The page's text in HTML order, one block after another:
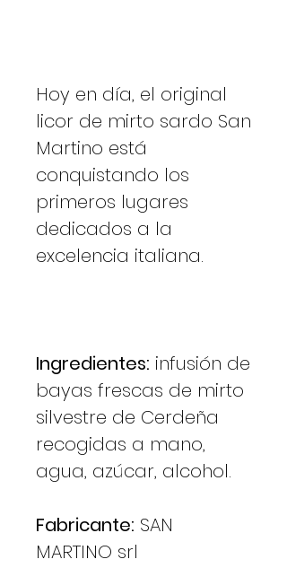
Hoy en día, el original
licor de mirto sardo San
Martino está
conquistando los
primeros lugares
dedicados a la
excelencia italiana.
Ingredientes: infusión de
bayas frescas de mirto
silvestre de Cerdeña
recogidas a mano,
agua, azúcar, alcohol.
Fabricante: SAN
MARTINO srl